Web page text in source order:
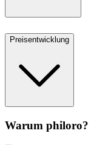
Preisentwicklung
Warum philoro?